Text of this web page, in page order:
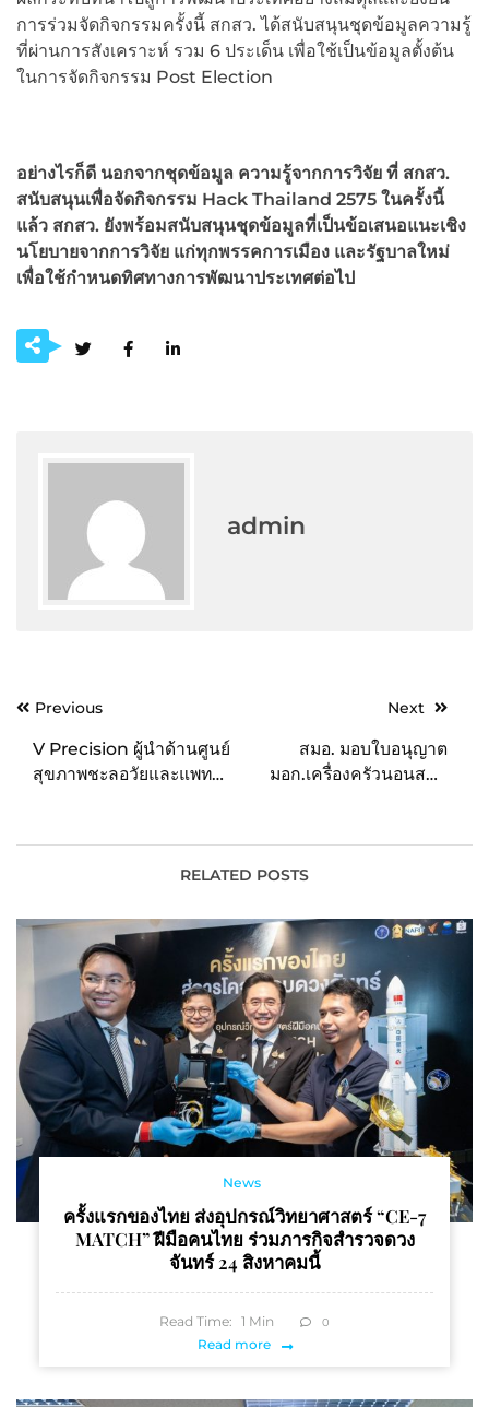
การร่วมจัดกิจกรรมครั้งนี้ สกสว. ได้สนับสนุนชุดข้อมูลความรู้
ที่ผ่านการสังเคราะห์ รวม 6 ประเด็น เพื่อใช้เป็นข้อมูลตั้งต้น
ในการจัดกิจกรรม Post Election
อย่างไรก็ดี นอกจากชุดข้อมูล ความรู้จากการวิจัย ที่ สกสว.
สนับสนุนเพื่อจัดกิจกรรม Hack Thailand 2575 ในครั้งนี้
แล้ว สกสว. ยังพร้อมสนับสนุนชุดข้อมูลที่เป็นข้อเสนอแนะเชิง
นโยบายจากการวิจัย แก่ทุกพรรคการเมือง และรัฐบาลใหม่
เพื่อใช้กำหนดทิศทางการพัฒนาประเทศต่อไป
admin
PostPrevious
V Precision ผู้นำด้านศูนย์
สุขภาพชะลอวัยและแพทย์
เครื่อง ‘Weber Laser
Therapy’ การรักษาด้วย
Next
สมอ. มอบใบอนุญาต
มอก.เครื่องครัวนอนสติ๊ก
RELATED POSTS
News
ครั้งแรกของไทย ส่งอุปกรณ์วิทยาศาสตร์ “CE-7
MATCH” ฝีมือคนไทย ร่วมภารกิจสำรวจดวง
จันทร์ 24 สิงหาคมนี้
Read Time: 1 Min 0
Read more